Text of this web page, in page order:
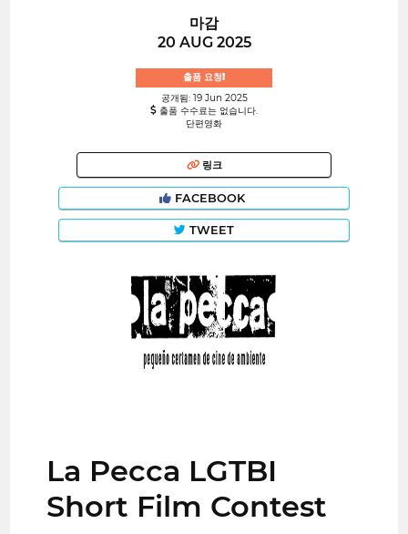
마감
20 AUG 2025
출품 요청!
공개됨: 19 Jun 2025
출품 수수료는 없습니다.
단편영화
링크
FACEBOOK
TWEET
La Pecca LGTBI
Short Film Contest